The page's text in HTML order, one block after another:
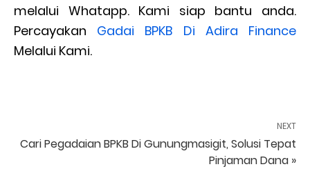
melalui Whatapp. Kami siap bantu anda.
Percayakan Gadai BPKB Di Adira Finance
Melalui Kami.
NEXT
Cari Pegadaian BPKB Di Gunungmasigit, Solusi Tepat
Pinjaman Dana »